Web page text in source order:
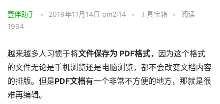
壹伴助手 • 2019年11月14日 pm2:14 • 工具宝箱 •
阅读
1994
越来越多人习惯于将文件保存为 PDF格式，因为这个格式
的文件无论是手机浏览还是电脑浏览，都不会改变文档内容
的排版。但是PDF文档有一个非常不方便的地方，那就是很
难再编辑。